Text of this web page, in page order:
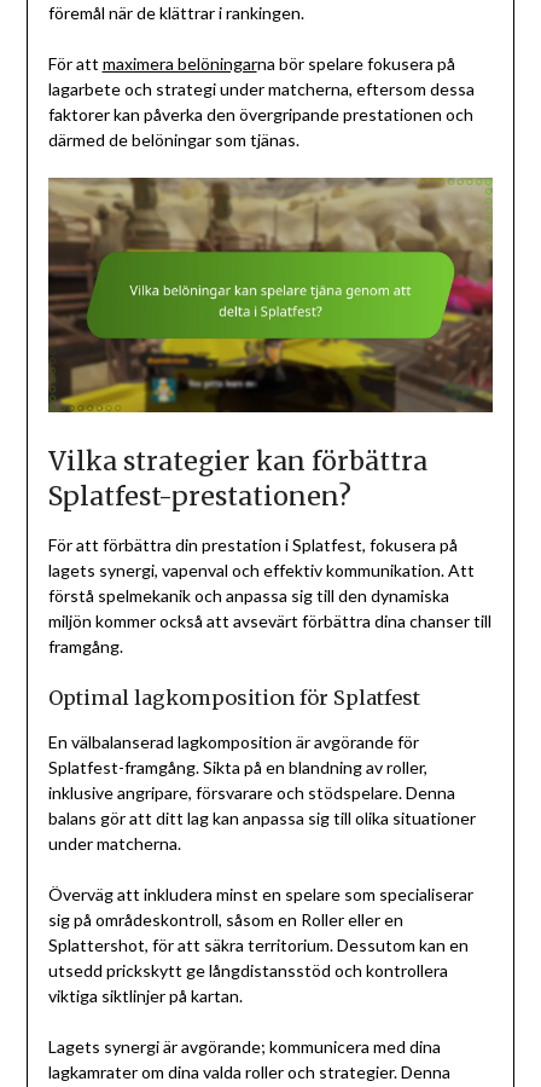
föremål när de klättrar i rankingen.
För att maximera belöningarna bör spelare fokusera på
lagarbete och strategi under matcherna, eftersom dessa
faktorer kan påverka den övergripande prestationen och
därmed de belöningar som tjänas.
Vilka strategier kan förbättra
Splatfest-prestationen?
För att förbättra din prestation i Splatfest, fokusera på
lagets synergi, vapenval och effektiv kommunikation. Att
förstå spelmekanik och anpassa sig till den dynamiska
miljön kommer också att avsevärt förbättra dina chanser till
framgång.
Optimal lagkomposition för Splatfest
En välbalanserad lagkomposition är avgörande för
Splatfest-framgång. Sikta på en blandning av roller,
inklusive angripare, försvarare och stödspelare. Denna
balans gör att ditt lag kan anpassa sig till olika situationer
under matcherna.
Överväg att inkludera minst en spelare som specialiserar
sig på områdeskontroll, såsom en Roller eller en
Splattershot, för att säkra territorium. Dessutom kan en
utsedd prickskytt ge långdistansstöd och kontrollera
viktiga siktlinjer på kartan.
Lagets synergi är avgörande; kommunicera med dina
lagkamrater om dina valda roller och strategier. Denna